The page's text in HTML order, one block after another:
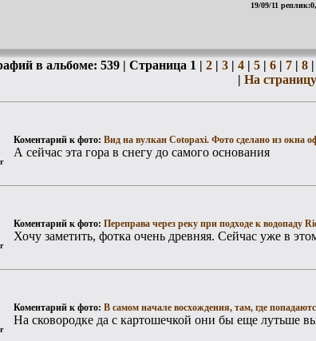
19/09/11
в альбоме: 539 | Страница 1 | 2| 3| 4| 5| 6| 7| 8|
| На
Коментарий к фото: Вид на вулкан Cotopaxi. Фото сделано из окна
А сейчас эта гора в снегу до самого основания
Коментарий к фото: Переправа через реку при подходе к водопаду
Хочу заметить, фотка очень древняя. Сейчас уже в
Коментарий к фото: В самом начале восхождения, там, где
На сковородке да с картошечкой они бы еще лутьше